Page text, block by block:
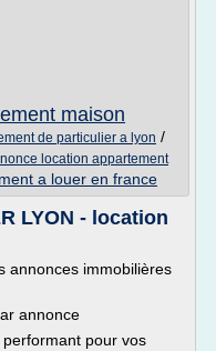
maison
de particulier a lyon /
location appartement
a louer en france
LYON - location
annonces immobilières
annonce
pour vos